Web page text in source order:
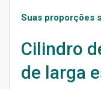
Suas proporções
Cilindro
de larga